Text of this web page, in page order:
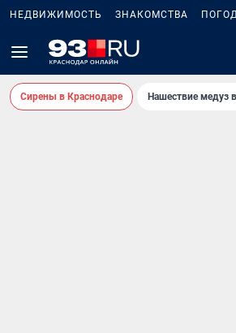
НЕДВИЖИМОСТЬ ЗНАКОМСТВА
Сирены в Краснодаре Нашествие медуз